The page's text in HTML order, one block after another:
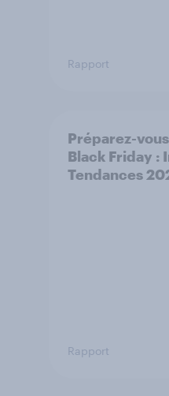
Rapport
Préparez-
Black Friday :
Tendances
Rapport